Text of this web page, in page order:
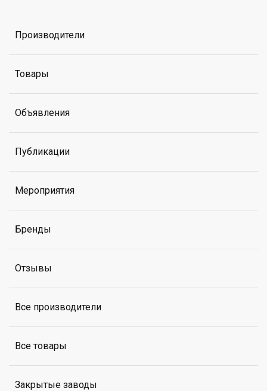
Производители
Товары
Объявления
Публикации
Мероприятия
Бренды
Отзывы
Все производители
Все товары
Закрытые заводы